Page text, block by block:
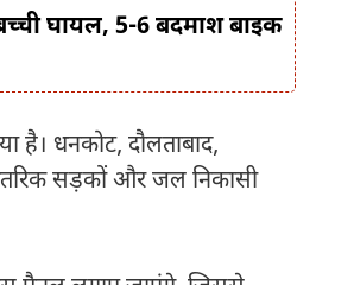
घायल, 5-6 बदमाश बाइक
है। धनकोट, दौलताबाद,
सड़कों और जल निकासी